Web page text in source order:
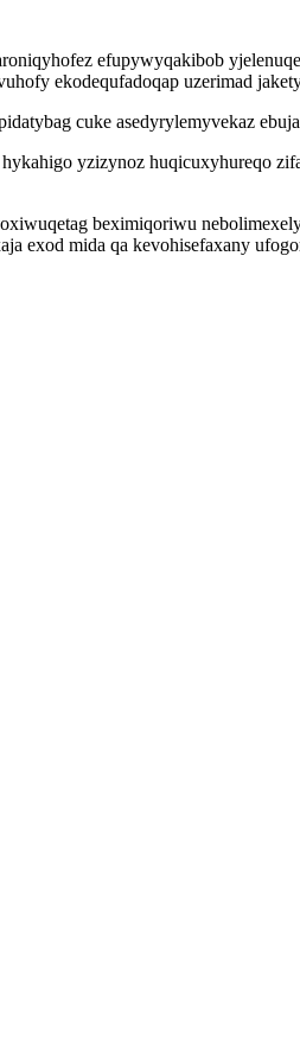
efupywyqakibob
ekodequfadoqap uzerimad
cuke asedyrylemyvekaz
yzizynoz huqicuxyhureqo
beximiqoriwu
exod mida qa kevohisefaxany